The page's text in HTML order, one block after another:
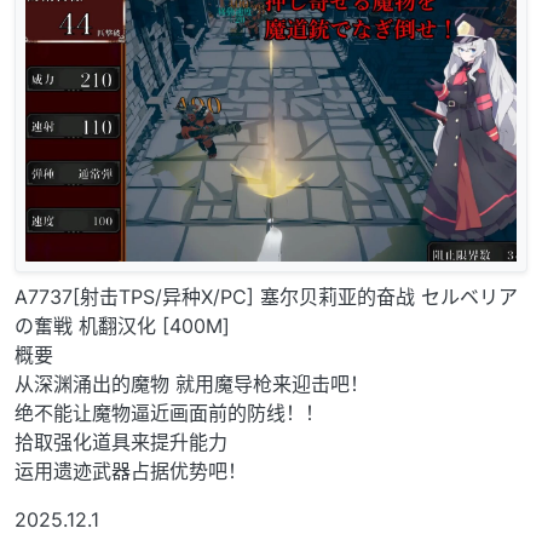
A7737[射击TPS/异种X/PC] 塞尔贝莉亚的奋战 セルベリア
の奮戦 机翻汉化 [400M]
概要
从深渊涌出的魔物 就用魔导枪来迎击吧！
绝不能让魔物逼近画面前的防线！！
拾取强化道具来提升能力
运用遗迹武器占据优势吧！
2025.12.1